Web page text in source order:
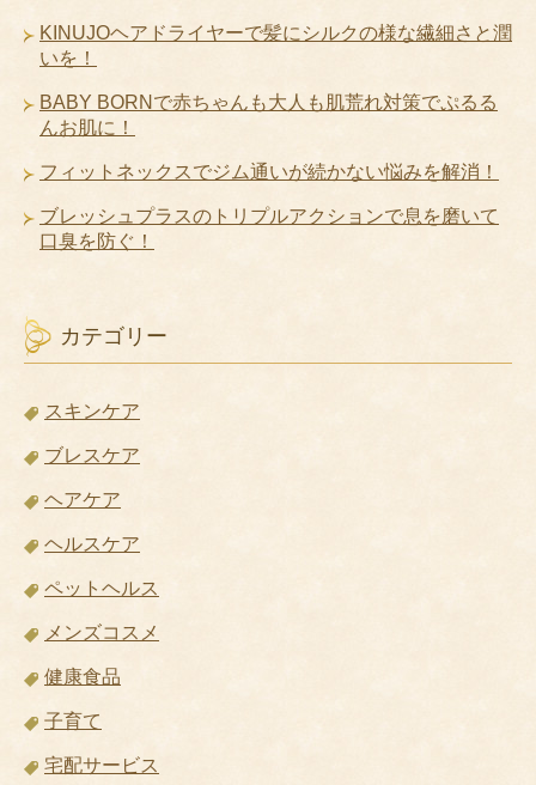
KINUJOヘアドライヤーで髪にシルクの様な繊細さと潤
いを！
BABY BORNで赤ちゃんも大人も肌荒れ対策でぷるる
んお肌に！
フィットネックスでジム通いが続かない悩みを解消！
ブレッシュプラスのトリプルアクションで息を磨いて
口臭を防ぐ！
カテゴリー
スキンケア
ブレスケア
ヘアケア
ヘルスケア
ペットヘルス
メンズコスメ
健康食品
子育て
宅配サービス